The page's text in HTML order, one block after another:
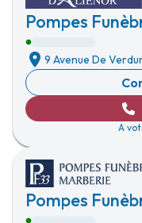
Pompes
9 Avenue De
A
Pompes